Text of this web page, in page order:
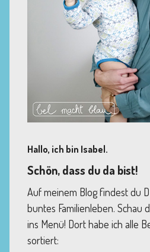
Hallo, ich bin Isabel.
Schön, dass du da bist!
Auf meinem Blog findest du
buntes Familienleben. Schau
ins Menü! Dort habe ich alle
sortiert: